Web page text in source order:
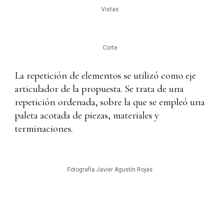
Vistas
Corte
La repetición de elementos se utilizó como eje
articulador de la propuesta. Se trata de una
repetición ordenada, sobre la que se empleó una
paleta acotada de piezas, materiales y
terminaciones.
Fotografía Javier Agustín Rojas